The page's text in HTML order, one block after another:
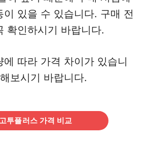
이 있을 수 있습니다. 구매 전
확인하시기 바랍니다.
에 따라 가격 차이가 있습니
보시기 바랍니다.
고투플러스 가격 비교